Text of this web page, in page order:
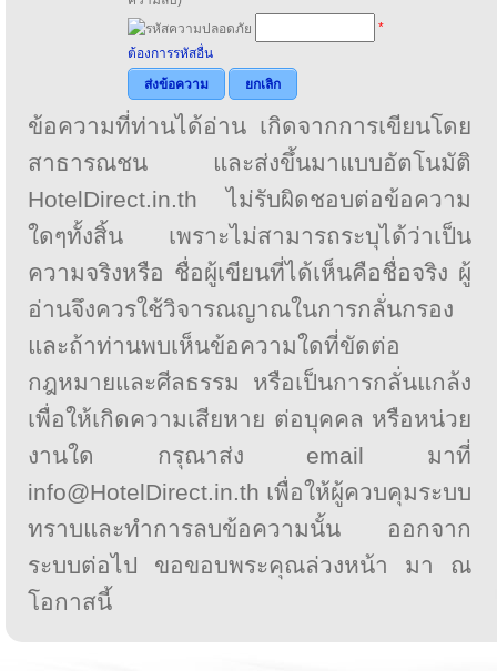
*
ต้องการรหัสอื่น
ส่งข้อความ
ยกเลิก
ข้อความที่ท่านได้อ่าน เกิดจากการเขียนโดย
สาธารณชน และส่งขึ้นมาแบบอัตโนมัติ
HotelDirect.in.th ไม่รับผิดชอบต่อข้อความ
ใดๆทั้งสิ้น เพราะไม่สามารถระบุได้ว่าเป็น
ความจริงหรือ ชื่อผู้เขียนที่ได้เห็นคือชื่อจริง ผู้
อ่านจึงควรใช้วิจารณญาณในการกลั่นกรอง
และถ้าท่านพบเห็นข้อความใดที่ขัดต่อ
กฎหมายและศีลธรรม หรือเป็นการกลั่นแกล้ง
เพื่อให้เกิดความเสียหาย ต่อบุคคล หรือหน่วย
งานใด กรุณาส่ง email มาที่
info@HotelDirect.in.th เพื่อให้ผู้ควบคุมระบบ
ทราบและทำการลบข้อความนั้น ออกจาก
ระบบต่อไป ขอขอบพระคุณล่วงหน้า มา ณ
โอกาสนี้